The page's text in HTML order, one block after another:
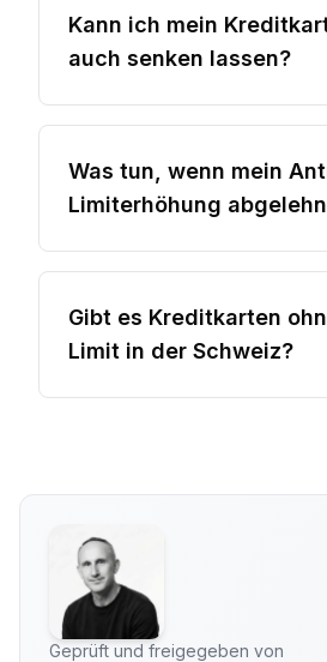
Kann ich mein
auch senken lassen?
Was tun, wenn mein
Limiterhöhung
Gibt es Kreditkarten
Limit in der Schweiz?
Geprüft und freigegeben von